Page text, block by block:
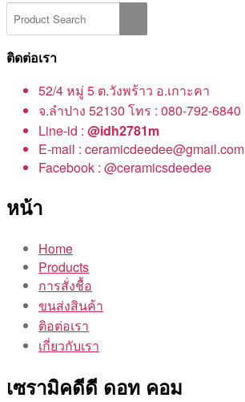
ติดต่อเรา
52/4 หมู่ 5 ต.วังพร้าว อ.เกาะคา
จ.ลำปาง 52130 โทร : 080-792-6840
Line-id : @idh2781m
E-mail : ceramicdeedee@gmail.com
Facebook : @ceramicsdeedee
หน้า
Home
Products
การสั่งชื้อ
ขนส่งสินค้า
ติอต่อเรา
เกี่ยวกับเรา
เซรามิคดีดี ดอท คอม